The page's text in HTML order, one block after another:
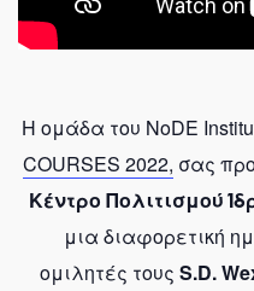
Η ομάδα του NoDE
COURSES 2022, σας
Κέντρο Πολιτισμού
μια διαφορετική
ομιλητές τους S.D.